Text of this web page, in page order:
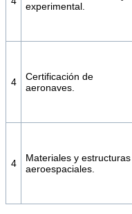
experimental.
4
Certificación de
aeronaves.
4
Materiales y estructuras
aeroespaciales.